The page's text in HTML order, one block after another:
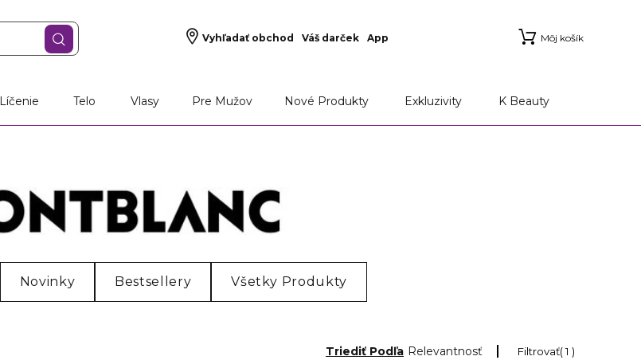
Vyhľadať obchod Váš darček App Môj košík
Líčenie Telo Vlasy Pre Mužov Nové Produkty Exkluzivity K Beauty
Novinky Bestsellery Všetky Produkty
Filtrovať 1
Triediť Podľa Relevantnosť